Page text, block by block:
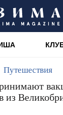
Путешествия
из